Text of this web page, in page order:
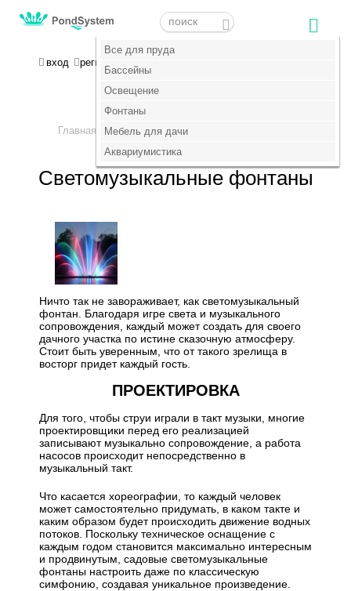
Все для пруда
Бассейны
Освещение
Фонтаны
Мебель для дачи
Аквариумистика
Все для пруда
Бассейны
Освещение
Фонтаны
Мебель для дачи
Аквариумистика
вход регистрация
+7 (495) 647-14-07
Главная > Фонтаны > Светомузыкальные фонтаны
Светомузыкальные фонтаны
Ничто так не завораживает, как светомузыкальный
фонтан. Благодаря игре света и музыкального
сопровождения, каждый может создать для своего
дачного участка по истине сказочную атмосферу.
Стоит быть уверенным, что от такого зрелища в
восторг придет каждый гость.
ПРОЕКТИРОВКА
Для того, чтобы струи играли в такт музыки, многие
проектировщики перед его реализацией
записывают музыкально сопровождение, а работа
насосов происходит непосредственно в
музыкальный такт.
Что касается хореографии, то каждый человек
может самостоятельно придумать, в каком такте и
каким образом будет происходить движение водных
потоков. Поскольку техническое оснащение с
каждым годом становится максимально интересным
и продвинутым, садовые светомузыкальные
фонтаны настроить даже по классическую
симфонию, создавая уникальное произведение.